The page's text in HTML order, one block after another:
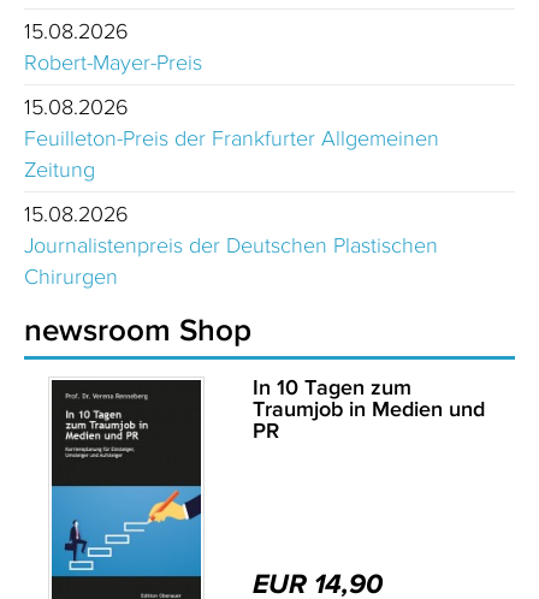
15.08.2026
Robert-Mayer-Preis
15.08.2026
Feuilleton-Preis der Frankfurter Allgemeinen
Zeitung
15.08.2026
Journalistenpreis der Deutschen Plastischen
Chirurgen
newsroom Shop
In 10 Tagen zum
Traumjob in Medien und
PR
EUR 14,90